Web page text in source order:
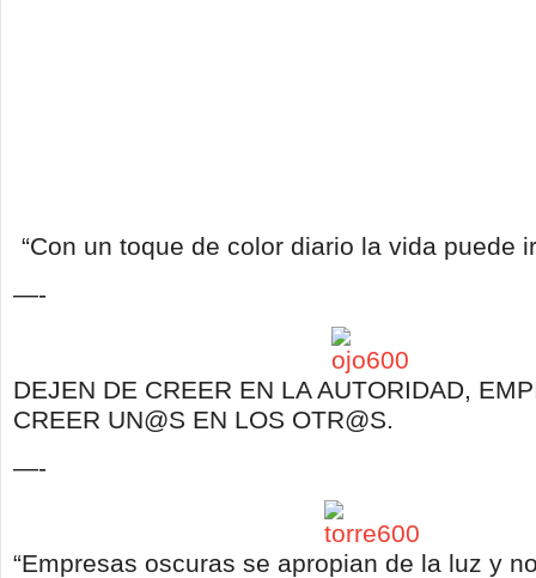
“Con un toque de color diario la vida puede
—-
DEJEN DE CREER EN LA AUTORIDAD,
CREER UN@S EN LOS OTR@S.
—-
“Empresas oscuras se apropian de la luz y